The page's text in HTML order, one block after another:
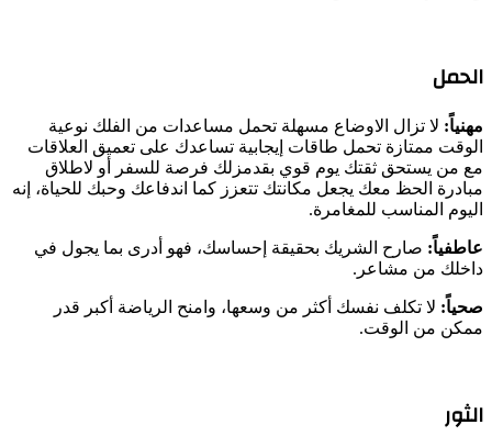
الحمل
مهنياً: لا تزال الاوضاع مسهلة تحمل مساعدات من الفلك نوعية
الوقت ممتازة تحمل طاقات إيجابية تساعدك على تعميق العلاقات
مع من يستحق ثقتك يوم قوي بقدمزلك فرصة للسفر أو لاطلاق
مبادرة الحظ معك يجعل مكانتك تتعزز كما اندفاعك وحبك للحياة، إنه
اليوم المناسب للمغامرة.
عاطفياً: صارح الشريك بحقيقة إحساسك، فهو أدرى بما يجول في
داخلك من مشاعر.
صحياً: لا تكلف نفسك أكثر من وسعها، وامنح الرياضة أكبر قدر
ممكن من الوقت.
الثور